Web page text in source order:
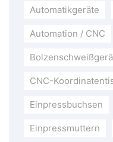
Automatikgeräte
Automation / CNC
CNC-
Einpressbuchsen
Einpressmuttern